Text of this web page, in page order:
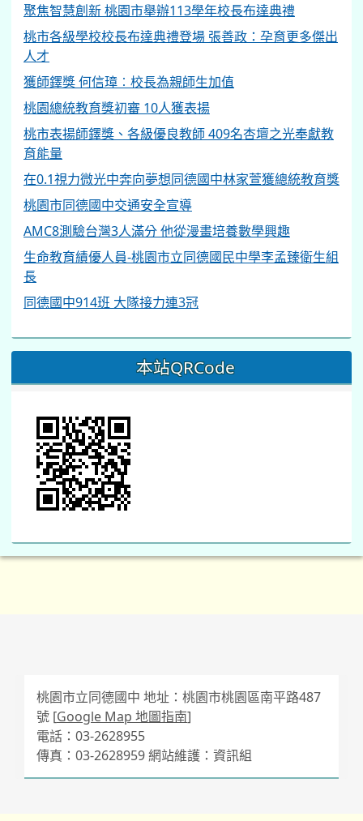
聚焦智慧創新 桃園市舉辦113學年校長布達典禮
桃市各級學校校長布達典禮登場 張善政：孕育更多傑出
人才
獲師鐸獎 何信璋︰校長為親師生加值
桃園總統教育獎初審 10人獲表揚
桃市表揚師鐸獎、各級優良教師 409名杏壇之光奉獻教
育能量
在0.1視力微光中奔向夢想同德國中林家萱獲總統教育獎
桃園市同德國中交通安全宣導
AMC8測驗台灣3人滿分 他從漫畫培養數學興趣
生命教育績優人員-桃園市立同德國民中學李孟臻衛生組
長
同德國中914班 大隊接力連3冠
本站QRCode
桃園市立同德國中 地址：桃園市桃園區南平路487
號 [Google Map 地圖指南]
電話：03-2628955
傳真：03-2628959 網站維護：資訊組